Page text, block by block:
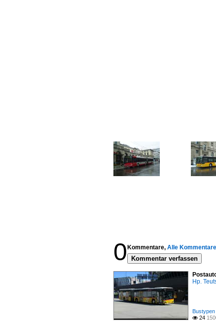
0 Kommentare, Alle Kommentare
Kommentar verfassen
Hp.
 24